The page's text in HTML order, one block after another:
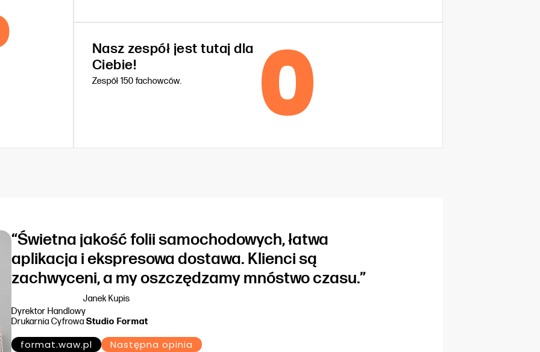
Nasz zespół jest tutaj dla
Ciebie!
Zespół 150 fachowców. 0
“Świetna jakość folii samochodowych, łatwa
aplikacja i ekspresowa dostawa. Klienci są
zachwyceni, a my oszczędzamy mnóstwo czasu.”
Janek Kupis
Dyrektor Handlowy
Drukarnia CyfrowaStudio Format
format.waw.pl Następna opinia